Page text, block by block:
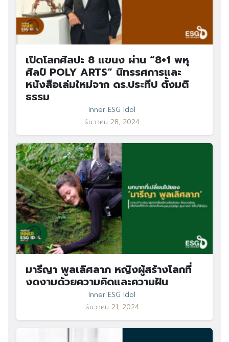
เปิดโลกศิลปะ 8 แขนง ผ่าน “8+1 พหุ
ศิลป์ POLY ARTS” นิทรรศการและ
หนังสือเล่มใหม่จาก ดร.ประทีป ตั้งมติ
ธรรม
Inner ESG Idol
ธันวาคม 28, 2024
มารีญา พูลเลิศลาภ หญิงผู้สร้างโลกที่
งดงามด้วยความคิดและความฝัน
Inner ESG Idol
ธันวาคม 21, 2024